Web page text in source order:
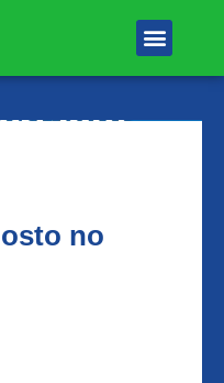
Menu
no